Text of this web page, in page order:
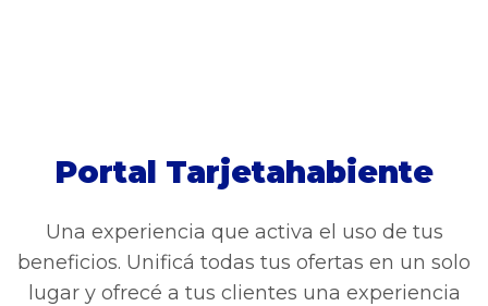
Portal Tarjetahabiente
Una experiencia que activa el uso de tus
beneficios. Unificá todas tus ofertas en un solo
lugar y ofrecé a tus clientes una experiencia